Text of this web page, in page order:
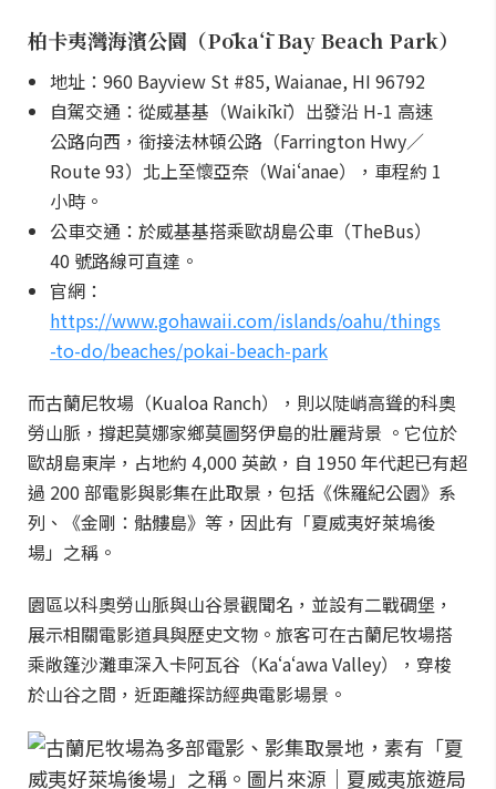
柏卡夷灣海濱公園（Pōkaʻī Bay Beach Park）
地址：960 Bayview St #85, Waianae, HI 96792
自駕交通：從威基基（Waikīkī）出發沿 H-1 高速
公路向西，銜接法林頓公路（Farrington Hwy／
Route 93）北上至懷亞奈（Waiʻanae），車程約 1
小時。
公車交通：於威基基搭乘歐胡島公車（TheBus）
40 號路線可直達。
官網：
https://www.gohawaii.com/islands/oahu/things
-to-do/beaches/pokai-beach-park
而古蘭尼牧場（Kualoa Ranch），則以陡峭高聳的科奧
勞山脈，撐起莫娜家鄉莫圖努伊島的壯麗背景 。它位於
歐胡島東岸，占地約 4,000 英畝，自 1950 年代起已有超
過 200 部電影與影集在此取景，包括《侏羅紀公園》系
列、《金剛：骷髏島》等，因此有「夏威夷好萊塢後
場」之稱。
園區以科奧勞山脈與山谷景觀聞名，並設有二戰碉堡，
展示相關電影道具與歷史文物。旅客可在古蘭尼牧場搭
乘敞篷沙灘車深入卡阿瓦谷（Kaʻaʻawa Valley），穿梭
於山谷之間，近距離探訪經典電影場景。